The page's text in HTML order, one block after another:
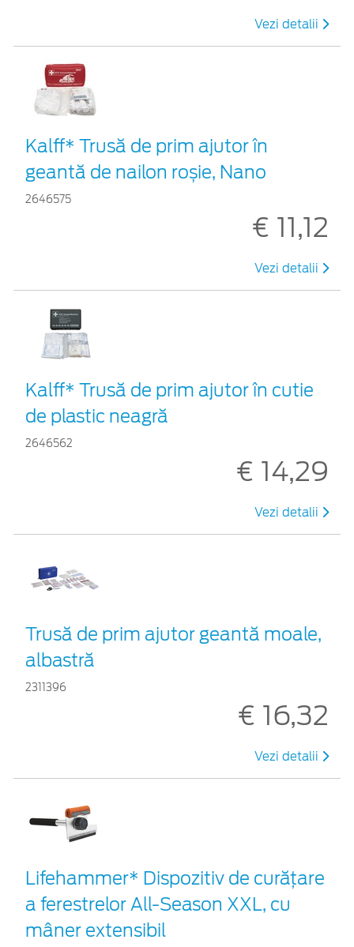
Vezi detalii
Kalff* Trusă de prim ajutor în
geantă de nailon roșie, Nano
2646575
€ 11,12
Vezi detalii
Kalff* Trusă de prim ajutor în cutie
de plastic neagră
2646562
€ 14,29
Vezi detalii
Trusă de prim ajutor geantă moale,
albastră
2311396
€ 16,32
Vezi detalii
Lifehammer* Dispozitiv de curățare
a ferestrelor All-Season XXL, cu
mâner extensibil